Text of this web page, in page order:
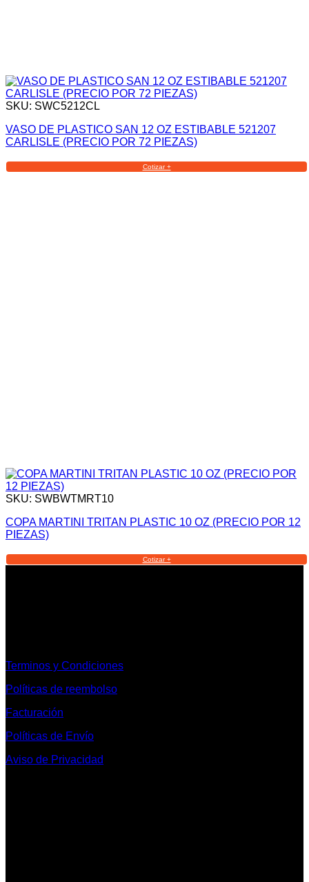
SKU: SWC5212CL
VASO DE PLASTICO SAN 12 OZ ESTIBABLE 521207
CARLISLE (PRECIO POR 72 PIEZAS)
Cotizar +
SKU: SWBWTMRT10
COPA MARTINI TRITAN PLASTIC 10 OZ (PRECIO POR 12
PIEZAS)
Cotizar +
Terminos y Condiciones
Políticas de reembolso
Facturación
Políticas de Envío
Aviso de Privacidad